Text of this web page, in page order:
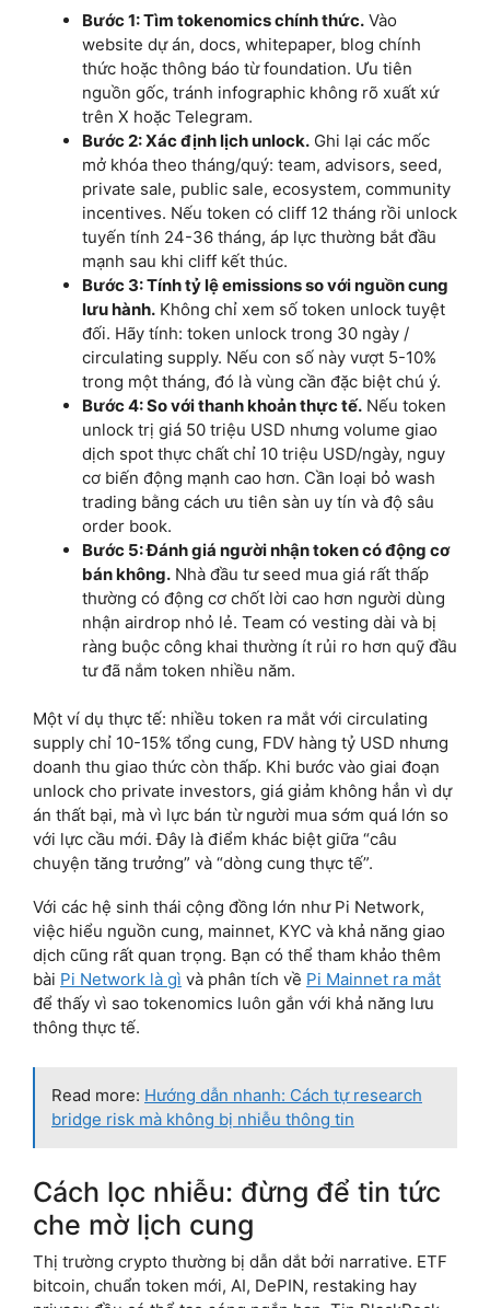
Bước 1: Tìm tokenomics chính thức. Vào
website dự án, docs, whitepaper, blog chính
thức hoặc thông báo từ foundation. Ưu tiên
nguồn gốc, tránh infographic không rõ xuất xứ
trên X hoặc Telegram.
Bước 2: Xác định lịch unlock. Ghi lại các mốc
mở khóa theo tháng/quý: team, advisors, seed,
private sale, public sale, ecosystem, community
incentives. Nếu token có cliff 12 tháng rồi unlock
tuyến tính 24-36 tháng, áp lực thường bắt đầu
mạnh sau khi cliff kết thúc.
Bước 3: Tính tỷ lệ emissions so với nguồn cung
lưu hành. Không chỉ xem số token unlock tuyệt
đối. Hãy tính: token unlock trong 30 ngày /
circulating supply. Nếu con số này vượt 5-10%
trong một tháng, đó là vùng cần đặc biệt chú ý.
Bước 4: So với thanh khoản thực tế. Nếu token
unlock trị giá 50 triệu USD nhưng volume giao
dịch spot thực chất chỉ 10 triệu USD/ngày, nguy
cơ biến động mạnh cao hơn. Cần loại bỏ wash
trading bằng cách ưu tiên sàn uy tín và độ sâu
order book.
Bước 5: Đánh giá người nhận token có động cơ
bán không. Nhà đầu tư seed mua giá rất thấp
thường có động cơ chốt lời cao hơn người dùng
nhận airdrop nhỏ lẻ. Team có vesting dài và bị
ràng buộc công khai thường ít rủi ro hơn quỹ đầu
tư đã nắm token nhiều năm.
Một ví dụ thực tế: nhiều token ra mắt với circulating
supply chỉ 10-15% tổng cung, FDV hàng tỷ USD nhưng
doanh thu giao thức còn thấp. Khi bước vào giai đoạn
unlock cho private investors, giá giảm không hẳn vì dự
án thất bại, mà vì lực bán từ người mua sớm quá lớn so
với lực cầu mới. Đây là điểm khác biệt giữa “câu
chuyện tăng trưởng” và “dòng cung thực tế”.
Với các hệ sinh thái cộng đồng lớn như Pi Network,
việc hiểu nguồn cung, mainnet, KYC và khả năng giao
dịch cũng rất quan trọng. Bạn có thể tham khảo thêm
bài Pi Network là gì và phân tích về Pi Mainnet ra mắt
để thấy vì sao tokenomics luôn gắn với khả năng lưu
thông thực tế.
Read more: Hướng dẫn nhanh: Cách tự research
bridge risk mà không bị nhiễu thông tin
Cách lọc nhiễu: đừng để tin tức
che mờ lịch cung
Thị trường crypto thường bị dẫn dắt bởi narrative. ETF
bitcoin, chuẩn token mới, AI, DePIN, restaking hay